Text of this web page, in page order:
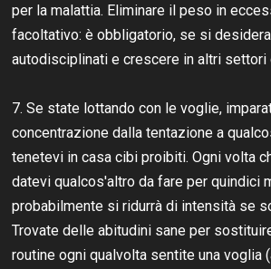
per la malattia. Eliminare il peso in
facoltativo: è obbligatorio, se si
autodisciplinati e crescere in altri settori
7. Se state lottando con le voglie,
concentrazione dalla tentazione a
tenetevi in casa cibi proibiti. Ogni volta
datevi qualcos'altro da fare per quindici
probabilmente si ridurrà di intensità se
Trovate delle abitudini sane per
routine ogni qualvolta sentite una voglia